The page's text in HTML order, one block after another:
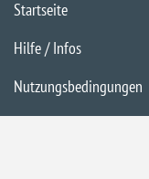
Startseite
Hilfe / Infos
Nutzungsbedingungen